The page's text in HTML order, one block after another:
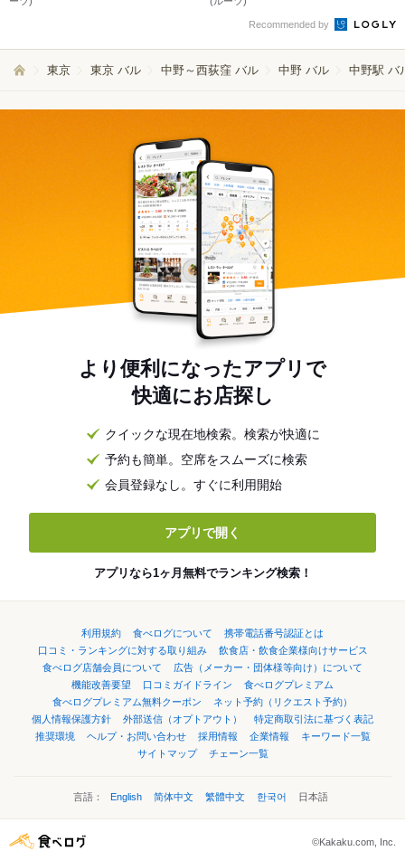
Recommended by
東京 東京 バル 中野～西荻窪 バル 中野 バル 中野駅 バ
より便利になったアプリで
快適にお店探し
クイックな現在地検索。検索が快適に
予約も簡単。空席をスムーズに検索
会員登録なし。すぐに利用開始
アプリで開く
アプリなら1ヶ月無料でランキング検索！
利用規約 食べログについて
携帯電話番号認証とは
口コミ・ランキングに対する取り組み
飲食店・飲食企業様向けサービス
食べログ店舗会員について
広告（メーカー・団体様等向け）について
機能改善要望
口コミガイドライン
食べログプレミアム
食べログプレミアム無料クーポン
ネット予約（リクエスト予約）
個人情報保護方針
外部送信（オプトアウト）
特定商取引法に基づく表記
推奨環境
ヘルプ・お問い合わせ 採用情報 企業情報
キーワード一覧
サイトマップ
チェーン一覧
言語： English 简体中文 繁體中文 한국어 日本語
©Kakaku.com, Inc.